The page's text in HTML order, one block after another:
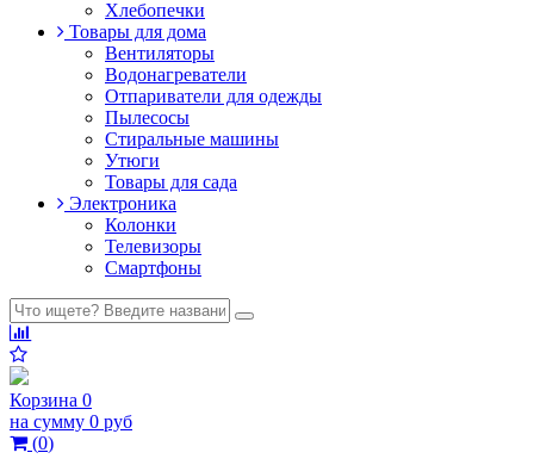
Хлебопечки
Товары для дома
Вентиляторы
Водонагреватели
Отпариватели для одежды
Пылесосы
Стиральные машины
Утюги
Товары для сада
Электроника
Колонки
Телевизоры
Смартфоны
Корзина 0
на сумму 0 руб
(0)